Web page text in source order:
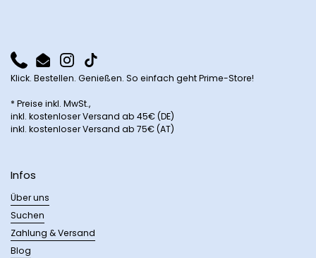
PhoneEmail Instagram
TikTok
Klick. Bestellen. Genießen. So einfach geht Prime-Store!
* Preise inkl. MwSt.,
inkl. kostenloser Versand ab 45€ (DE)
inkl. kostenloser Versand ab 75€ (AT)
Infos
Über uns
Suchen
Zahlung & Versand
Blog